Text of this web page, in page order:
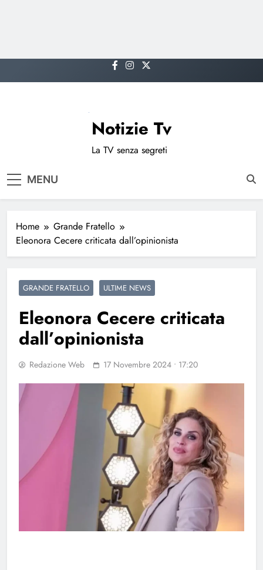
to
Notizie Tv
La TV senza segreti
MENU
Home
Grande Fratello
Eleonora Cecere criticata dall’opinionista
GRANDE FRATELLO ULTIME NEWS
Eleonora Cecere criticata
dall’opinionista
Redazione Web 17 Novembre 2024 • 17:20